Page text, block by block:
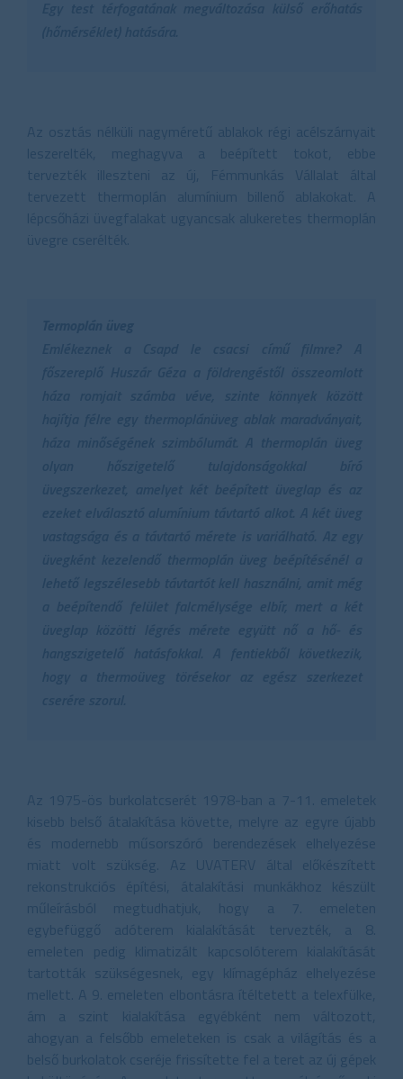
Az osztás nélküli nagyméretű ablakok régi acélszárnyait
leszerelték, meghagyva a beépített tokot, ebbe
tervezték illeszteni az új, Fémmunkás Vállalat által
tervezett thermoplán alumínium billenő ablakokat. A
lépcsőházi üvegfalakat ugyancsak alukeretes thermoplán
üvegre cserélték.
Az 1975-ös burkolatcserét 1978-ban a 7-11. emeletek
kisebb belső átalakítása követte, melyre az egyre újabb
és modernebb műsorszóró berendezések elhelyezése
miatt volt szükség. Az UVATERV által előkészített
rekonstrukciós építési, átalakítási munkákhoz készült
műleírásból megtudhatjuk, hogy a 7. emeleten
egybefüggő adóterem kialakítását tervezték, a 8.
emeleten pedig klimatizált kapcsolóterem kialakítását
tartották szükségesnek, egy klímagépház elhelyezése
mellett. A 9. emeleten elbontásra ítéltetett a telexfülke,
ám a szint kialakítása egyébként nem változott,
ahogyan a felsőbb emeleteken is csak a világítás és a
belső burkolatok cseréje frissítette fel a teret az új gépek